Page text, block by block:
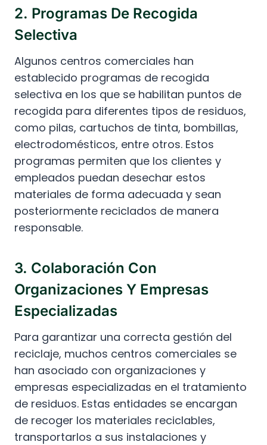
2. Programas De Recogida
Selectiva
Algunos centros comerciales han
establecido programas de recogida
selectiva en los que se habilitan puntos de
recogida para diferentes tipos de residuos,
como pilas, cartuchos de tinta, bombillas,
electrodomésticos, entre otros. Estos
programas permiten que los clientes y
empleados puedan desechar estos
materiales de forma adecuada y sean
posteriormente reciclados de manera
responsable.
3. Colaboración Con
Organizaciones Y Empresas
Especializadas
Para garantizar una correcta gestión del
reciclaje, muchos centros comerciales se
han asociado con organizaciones y
empresas especializadas en el tratamiento
de residuos. Estas entidades se encargan
de recoger los materiales reciclables,
transportarlos a sus instalaciones y